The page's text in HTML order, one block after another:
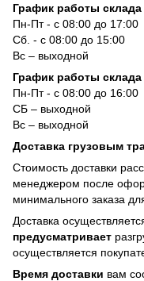
График работы склада
Пн-Пт - с 08:00 до 17:00
Сб. - с 08:00 до 15:00
Вс – выходной
График работы склада
Пн-Пт - с 08:00 до 16:00
СБ – выходной
Вс – выходной
Доставка грузовым
Стоимость доставки
менеджером после
минимального заказа
Доставка
предусматривает
осуществляется
Время доставки вам